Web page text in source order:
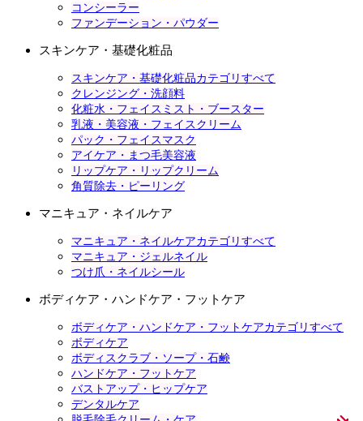
コンシーラー
ファンデーション・パウダー
スキンケア・基礎化粧品
スキンケア・基礎化粧品カテゴリすべて
クレンジング・洗顔料
化粧水・フェイスミスト・ブースター
乳液・美容液・フェイスクリーム
パック・フェイスマスク
アイケア・まつ毛美容液
リップケア・リップクリーム
角質除去・ピーリング
マニキュア・ネイルケア
マニキュア・ネイルケアカテゴリすべて
マニキュア・ジェルネイル
つけ爪・ネイルシール
ボディケア・ハンドケア・フットケア
ボディケア・ハンドケア・フットケアカテゴリすべて
ボディケア
ボディスクラブ・ソープ・石鹸
ハンドケア・フットケア
バストアップ・ヒップケア
デンタルケア